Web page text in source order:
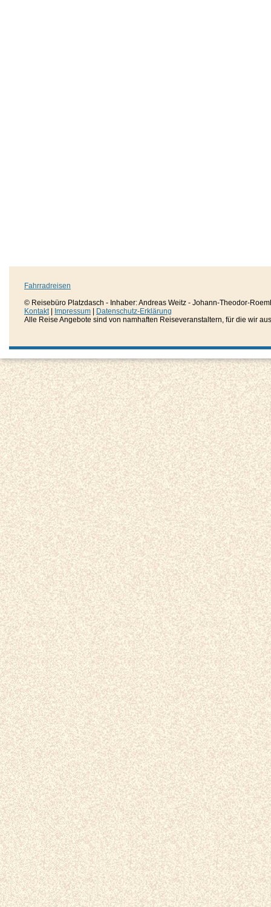
Fahrradreisen
© Reisebüro Platzdasch - Inhaber: Andreas Weitz - Johann-Theodor-
Kontakt| Impressum
Datenschutz-Erklärung
Alle Reise Angebote sind von namhaften Reiseveranstaltern, für die wir